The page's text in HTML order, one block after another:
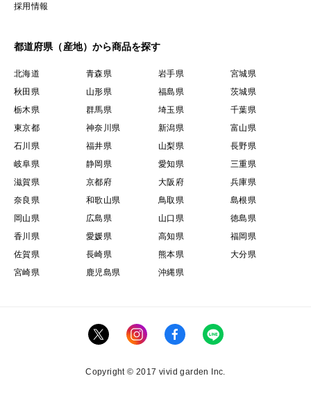
採用情報
都道府県（産地）から商品を探す
北海道 青森県 岩手県
宮城県
秋田県
山形県 福島県
茨城県
栃木県
群馬県 埼玉県
千葉県
東京都
神奈川県 新潟県
富山県
石川県
福井県 山梨県
長野県
岐阜県
静岡県 愛知県
三重県
滋賀県
京都府 大阪府
兵庫県
奈良県
和歌山県 鳥取県
島根県
岡山県
広島県 山口県
徳島県
香川県
愛媛県 高知県
福岡県
佐賀県
長崎県 熊本県
大分県
宮崎県
鹿児島県 沖縄県
Copyright © 2017 vivid garden Inc.